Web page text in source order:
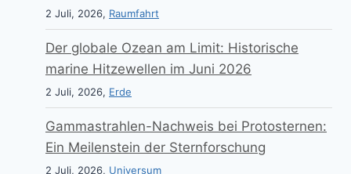
2 Juli, 2026, Raumfahrt
Der globale Ozean am Limit: Historische
marine Hitzewellen im Juni 2026
2 Juli, 2026, Erde
Gammastrahlen-Nachweis bei Protosternen:
Ein Meilenstein der Sternforschung
2 Juli, 2026, Universum